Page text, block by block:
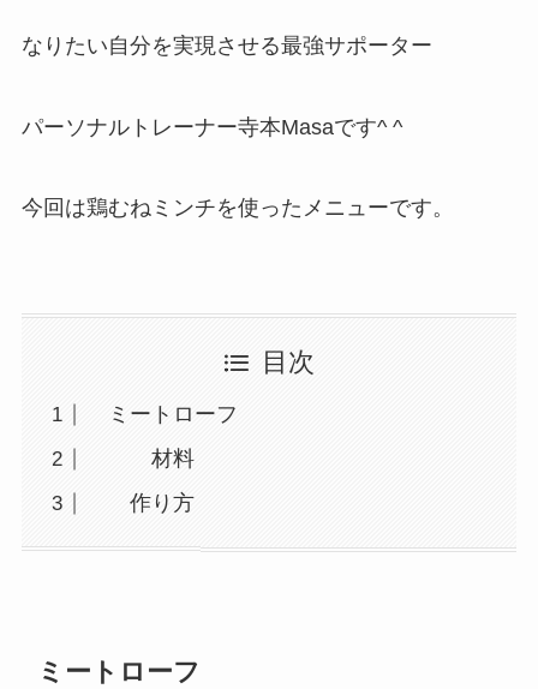
なりたい自分を実現させる最強サポーター
パーソナルトレーナー寺本Masaです^ ^
今回は鶏むねミンチを使ったメニューです。
目次
ミートローフ
材料
作り方
ミートローフ